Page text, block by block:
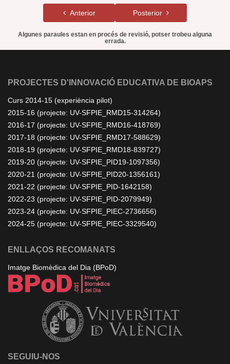
Anterior Posterior
Algunes paraules estan en procés de revisió, potser trobeu alguna
errada.
PROJECTES D'INNOVACIÓ EDUCATIVA DE BIOAPS
Curs 2014-15 (experiència pilot)
2015-16 (projecte: UV-SFPIE_RMD15-314264)
2016-17 (projecte: UV-SFPIE_RMD16-418769)
2017-18 (projecte: UV-SFPIE_RMD17-588629)
2018-19 (projecte: UV-SFPIE_RMD18-839727)
2019-20 (projecte: UV-SFPIE_PID19-1097356)
2020-21 (projecte: UV-SFPIE_PID20-1356161)
2021-22 (projecte: UV-SFPIE_PID-1642158)
2022-23 (projecte: UV-SFPIE_PID-2079949)
2023-24 (projecte: UV-SFPIE_PIEC-2736656)
2024-25 (projecte: UV-SFPIE_PIEC-3329540)
ENLLAÇOS RECOMANATS
Imatge Biomèdica del Dia (BPoD)
SEGUIU-NOS